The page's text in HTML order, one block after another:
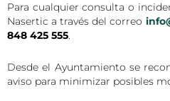
Para cualquier consulta o
Nasertic a través del correo
848 425 555.
Desde el Ayuntamiento se
aviso para minimizar posibles